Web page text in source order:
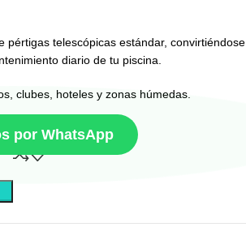
telescópicas estándar, convirtiéndose
diario de tu piscina.
clubes, hoteles y zonas húmedas.
por WhatsApp